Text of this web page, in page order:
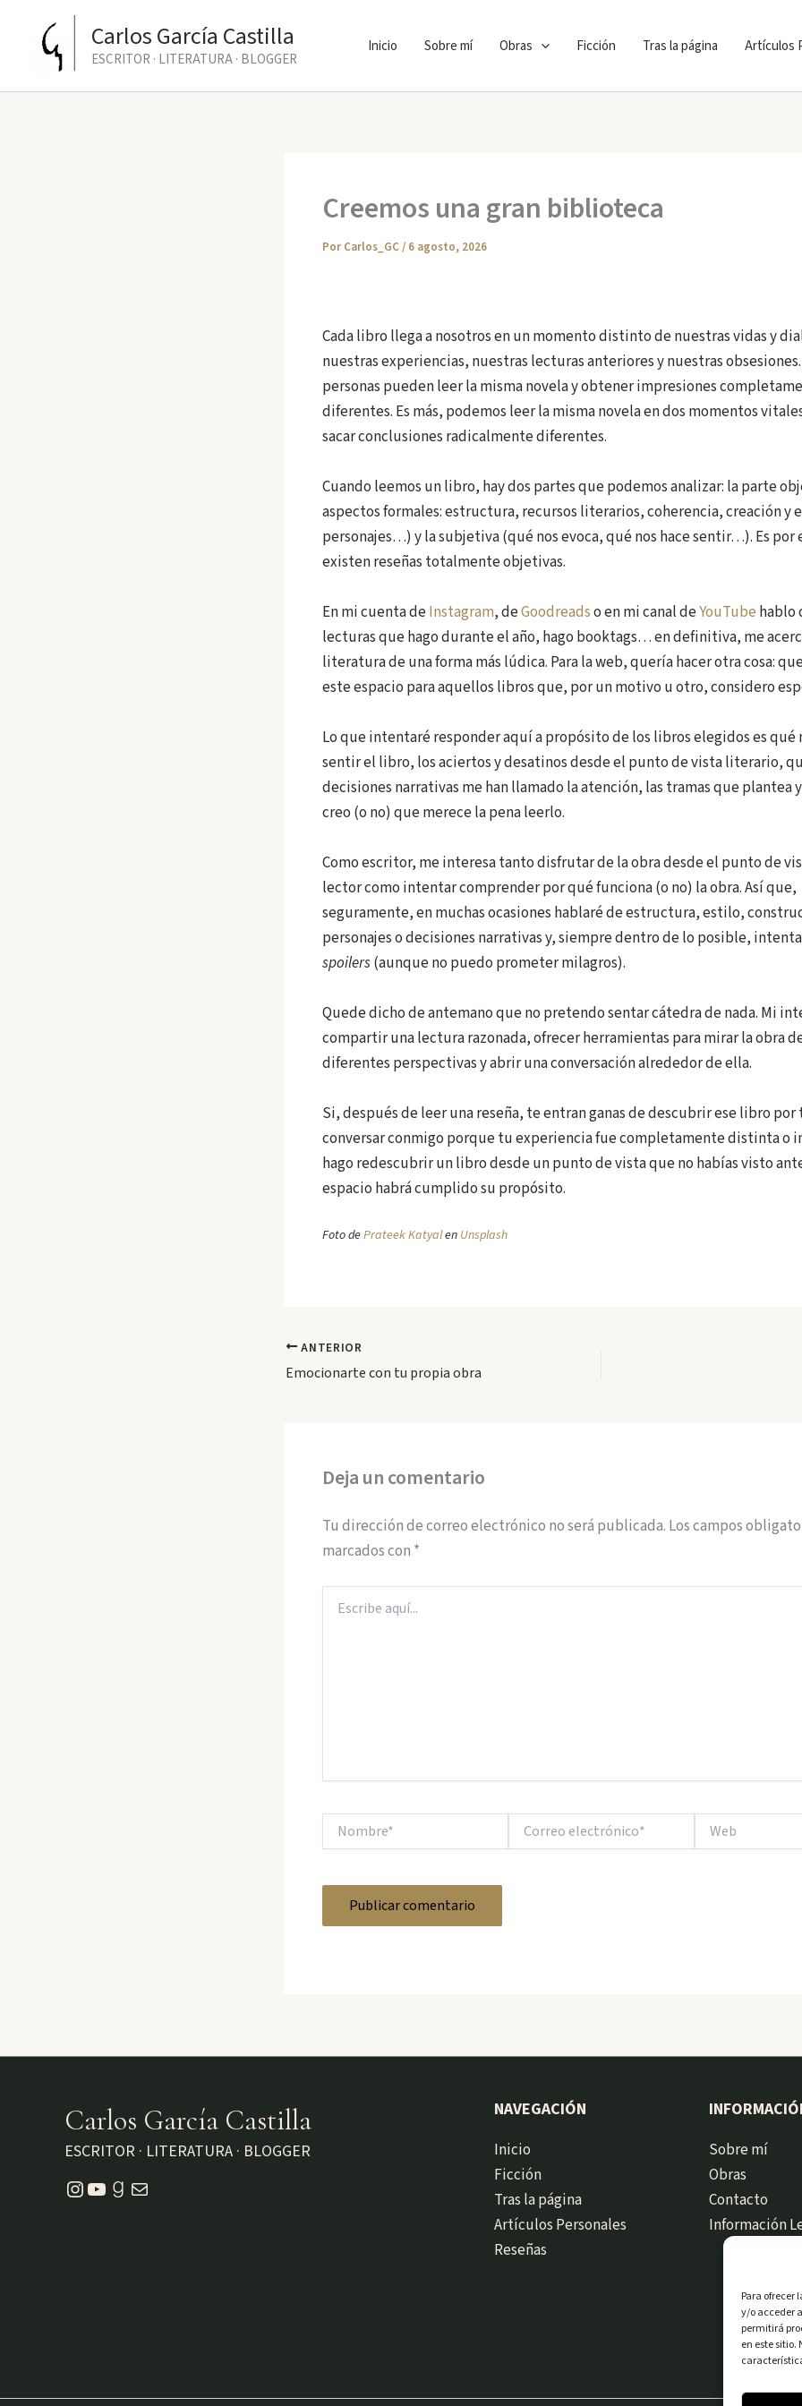
Para ofrecer
y/o acceder
permitirá
en este
contenido
Carlos García Castilla
ESCRITOR · LITERATURA · BLOGGER
Inicio Sobre mí Obras Ficción Tras la página Artículos
Creemos una gran biblioteca
Por Carlos_GC/ 6 agosto, 2026
Cada libro llega a nosotros en un momento distinto de nuestras vidas y
nuestras experiencias, nuestras lecturas anteriores y nuestras
personas pueden leer la misma novela y obtener impresiones
diferentes. Es más, podemos leer la misma novela en dos momentos
sacar conclusiones radicalmente diferentes.
Cuando leemos un libro, hay dos partes que podemos analizar: la parte
aspectos formales: estructura, recursos literarios, coherencia, creación y
personajes…) y la subjetiva (qué nos evoca, qué nos hace sentir…). Es por
existen reseñas totalmente objetivas.
En mi cuenta deInstagram, deGoodreadso en mi canal deYouTube hablo
lecturas que hago durante el año, hago booktags… en definitiva, me
literatura de una forma más lúdica. Para la web, quería hacer otra cosa:
este espacio para aquellos libros que, por un motivo u otro, considero
Lo que intentaré responder aquí a propósito de los libros elegidos es qué
sentir el libro, los aciertos y desatinos desde el punto de vista literario,
decisiones narrativas me han llamado la atención, las tramas que plantea
creo (o no) que merece la pena leerlo.
Como escritor, me interesa tanto disfrutar de la obra desde el punto de
lector como intentar comprender por qué funciona (o no) la obra. Así que,
seguramente, en muchas ocasiones hablaré de estructura, estilo,
personajes o decisiones narrativas y, siempre dentro de lo posible,
spoilers(aunque no puedo prometer milagros).
Quede dicho de antemano que no pretendo sentar cátedra de nada. Mi
compartir una lectura razonada, ofrecer herramientas para mirar la obra
diferentes perspectivas y abrir una conversación alrededor de ella.
Si, después de leer una reseña, te entran ganas de descubrir ese libro
conversar conmigo porque tu experiencia fue completamente distinta o
hago redescubrir un libro desde un punto de vista que no habías visto
espacio habrá cumplido su propósito.
Foto dePrateek Katyalen Unsplash
ANTERIOR
Emocionarte con tu propia obra
Deja un comentario
Tu dirección de correo electrónico no será publicada. Los campos
marcados con *
aquí...
electrónico*
Carlos García Castilla
ESCRITOR · LITERATURA · BLOGGER
Instagram
YouTube
Goodreads
Correo electrónico
NAVEGACIÓN
Inicio
Ficción
Tras la página
Artículos Personales
Reseñas
Sobre mí
Obras
Contacto
Información